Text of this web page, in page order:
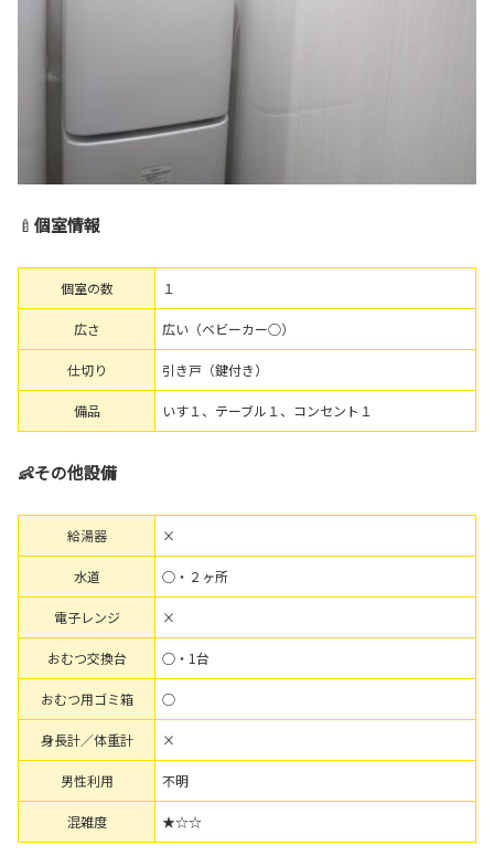
🍼 個室情報
個室の数 １
広さ 広い（ベビーカー○）
仕切り 引き戸（鍵付き）
備品 いす１、テーブル１、コンセント１
👶その他設備
給湯器 ×
水道 ○・２ヶ所
電子レンジ ×
おむつ交換台 ○・1台
おむつ用ゴミ箱 ○
身長計／体重計 ×
男性利用 不明
混雑度 ★☆☆